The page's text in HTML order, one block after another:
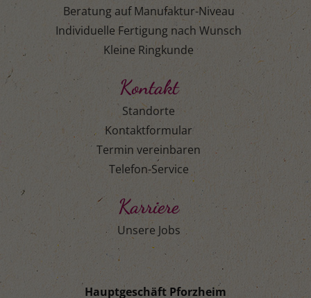
Beratung auf Manufaktur-Niveau
Individuelle Fertigung nach Wunsch
Kleine Ringkunde
Kontakt
Standorte
Kontaktformular
Termin vereinbaren
Telefon-Service
Karriere
Unsere Jobs
Hauptgeschäft Pforzheim